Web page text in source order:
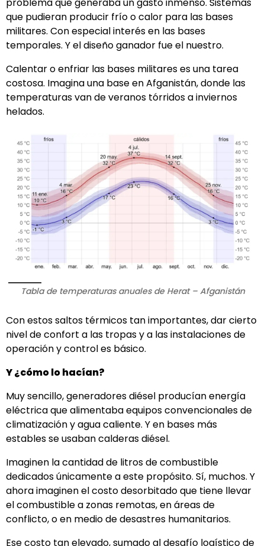
problema que generaba un gasto inmenso. Sistemas
que pudieran producir frío o calor para las bases
militares. Con especial interés en las bases
temporales. Y el diseño ganador fue el nuestro.
Calentar o enfriar las bases militares es una tarea
costosa. Imagina una base en Afganistán, donde las
temperaturas van de veranos tórridos a inviernos
helados.
Tabla de temperaturas anuales de Herat – Afganistán
Con estos saltos térmicos tan importantes, dar cierto
nivel de confort a las tropas y a las instalaciones de
operación y control es básico.
Y ¿cómo lo hacían?
Muy sencillo, generadores diésel producían energía
eléctrica que alimentaba equipos convencionales de
climatización y agua caliente. Y en bases más
estables se usaban calderas diésel.
Imaginen la cantidad de litros de combustible
dedicados únicamente a este propósito. Sí, muchos. Y
ahora imaginen el costo desorbitado que tiene llevar
el combustible a zonas remotas, en áreas de
conflicto, o en medio de desastres humanitarios.
Ese costo tan elevado, sumado al desafío logístico de